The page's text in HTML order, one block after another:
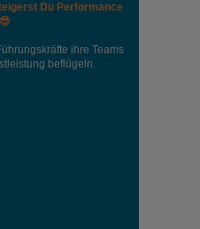
Du Performance
ihre Teams
beflügeln.